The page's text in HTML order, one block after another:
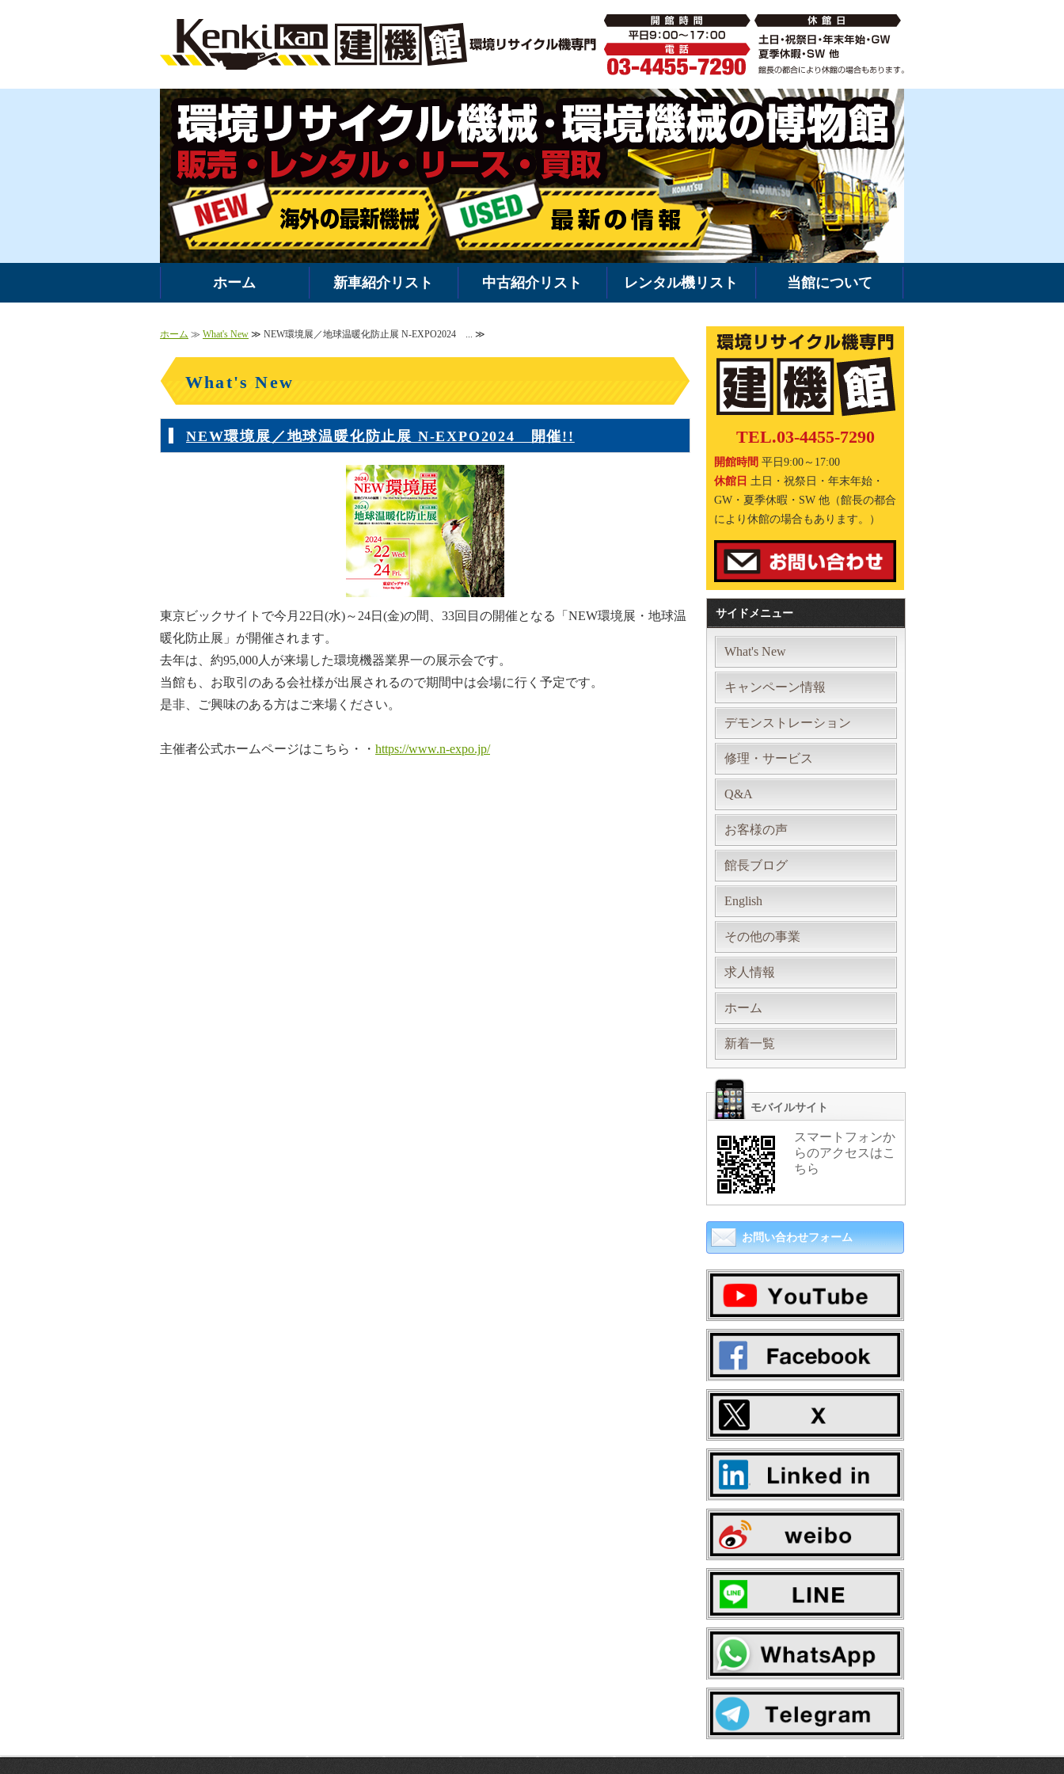
ホーム 新車紹介リスト 中古紹介リスト レンタル機リスト 当館について
ホーム ≫ What's New ≫ NEW環境展／地球温暖化防止展 N-EXPO2024 ... ≫
What's New
NEW環境展／地球温暖化防止展 N-EXPO2024 開催!!
東京ビックサイトで今月22日(水)～24日(金)の間、33回目の開催となる「NEW環境展・地球温
暖化防止展」が開催されます。
去年は、約95,000人が来場した環境機器業界一の展示会です。
当館も、お取引のある会社様が出展されるので期間中は会場に行く予定です。
是非、ご興味のある方はご来場ください。
主催者公式ホームページはこちら・・ https://www.n-expo.jp/
TEL.03-4455-7290
開館時間 平日9:00～17:00
休館日 土日・祝祭日・年末年始・
GW・夏季休暇・SW 他（館長の都合
により休館の場合もあります。）
サイドメニュー
What's New
キャンペーン情報
デモンストレーション
修理・サービス
Q&A
お客様の声
館長ブログ
English
その他の事業
求人情報
ホーム
新着一覧
モバイルサイト
スマートフォンか
らのアクセスはこ
ちら
お問い合わせフォーム